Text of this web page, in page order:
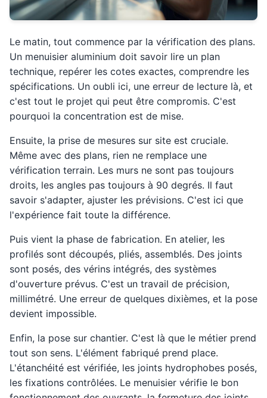
Le matin, tout commence par la vérification des plans.
Un menuisier aluminium doit savoir lire un plan
technique, repérer les cotes exactes, comprendre les
spécifications. Un oubli ici, une erreur de lecture là, et
c'est tout le projet qui peut être compromis. C'est
pourquoi la concentration est de mise.
Ensuite, la prise de mesures sur site est cruciale.
Même avec des plans, rien ne remplace une
vérification terrain. Les murs ne sont pas toujours
droits, les angles pas toujours à 90 degrés. Il faut
savoir s'adapter, ajuster les prévisions. C'est ici que
l'expérience fait toute la différence.
Puis vient la phase de fabrication. En atelier, les
profilés sont découpés, pliés, assemblés. Des joints
sont posés, des vérins intégrés, des systèmes
d'ouverture prévus. C'est un travail de précision,
millimétré. Une erreur de quelques dixièmes, et la pose
devient impossible.
Enfin, la pose sur chantier. C'est là que le métier prend
tout son sens. L'élément fabriqué prend place.
L'étanchéité est vérifiée, les joints hydrophobes posés,
les fixations contrôlées. Le menuisier vérifie le bon